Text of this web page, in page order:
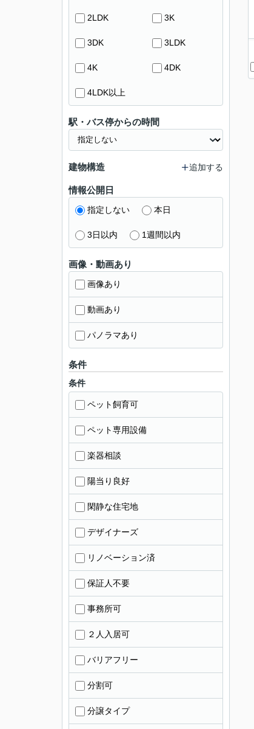
2LDK 3K
3DK 3LDK
4K 4DK
4LDK以上
駅・バス停からの時間
建物構造 追加する
情報公開日
指定しない 本日
3日以内 1週間以内
画像・動画あり
画像あり
動画あり
パノラマあり
条件
条件
ペット飼育可
ペット専用設備
楽器相談
陽当り良好
閑静な住宅地
デザイナーズ
リノベーション済
保証人不要
事務所可
２人入居可
バリアフリー
分割可
分譲タイプ